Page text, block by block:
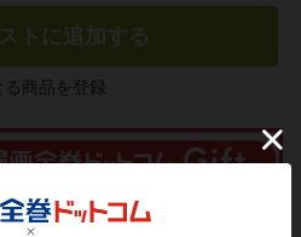
トに追加する
る商品を登録